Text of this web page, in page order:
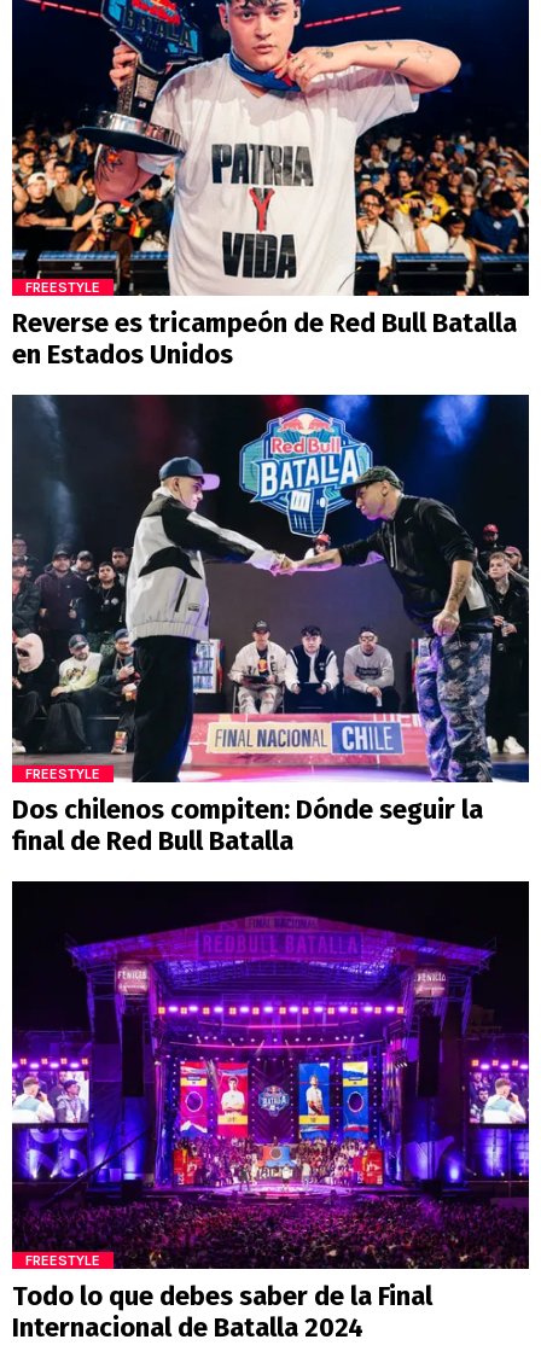
FREESTYLE
Reverse es tricampeón de Red Bull Batalla
en Estados Unidos
FREESTYLE
Dos chilenos compiten: Dónde seguir la
final de Red Bull Batalla
FREESTYLE
Todo lo que debes saber de la Final
Internacional de Batalla 2024